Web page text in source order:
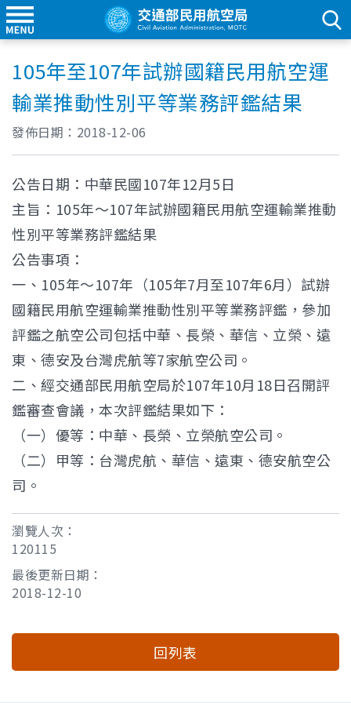
105年至107年試辦國籍民用航空運
輸業推動性別平等業務評鑑結果
發佈日期： 2018-12-06
公告日期：中華民國107年12月5日
主旨：105年～107年試辦國籍民用航空運輸業推動
性別平等業務評鑑結果
公告事項：
一、105年～107年（105年7月至107年6月）試辦
國籍民用航空運輸業推動性別平等業務評鑑，參加
評鑑之航空公司包括中華、長榮、華信、立榮、遠
東、德安及台灣虎航等7家航空公司。
二、經交通部民用航空局於107年10月18日召開評
鑑審查會議，本次評鑑結果如下：
（一）優等：中華、長榮、立榮航空公司。
（二）甲等：台灣虎航、華信、遠東、德安航空公
司。
瀏覽人次：
120115
最後更新日期：
2018-12-10
回列表